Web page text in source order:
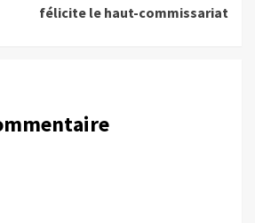
félicite le haut-commissariat